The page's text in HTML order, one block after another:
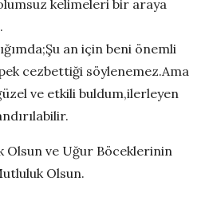
kelimeleri bir araya
an için beni önemli
cezbettiği söylenemez.Ama
güzel ve etkili buldum,ilerleyen
Olsun ve Uğur Böceklerinin
Olsun.